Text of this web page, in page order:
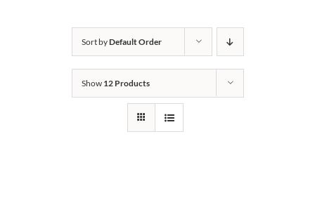
Sort byDefault Order
Show 12 Products